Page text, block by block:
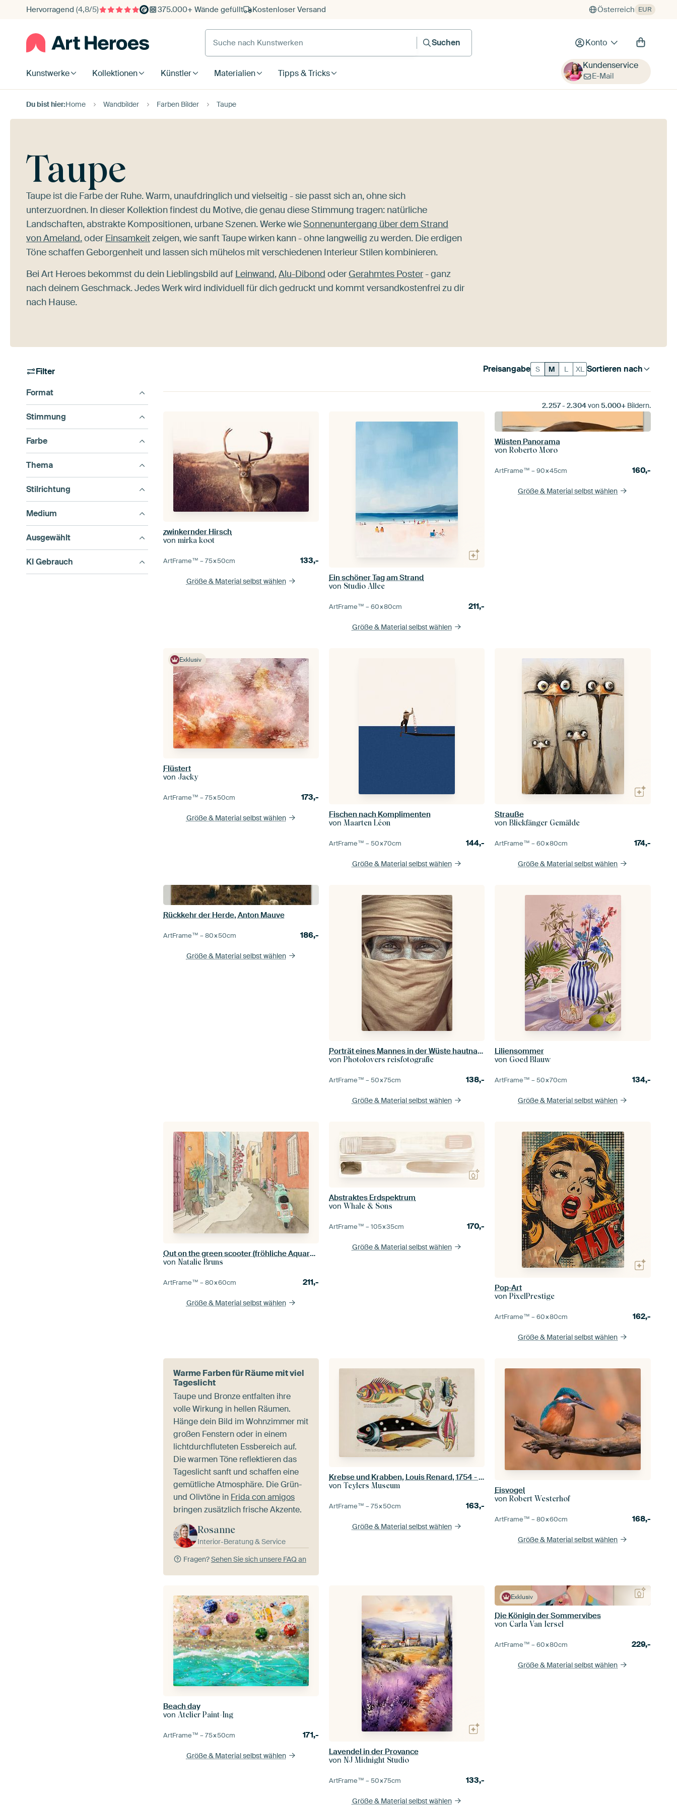
Hervorragend (4,8/5) 375.000+ Wände gefüllt Kostenloser Versand Österreich EUR
Suche nach Kunstwerken
Suchen
Konto
Kunstwerke Kollektionen Künstler Materialien Tipps & Tricks
Kundenservice
E-Mail
Du bist hier:Home Wandbilder Farben Bilder Taupe
Taupe
Taupe ist die Farbe der Ruhe. Warm, unaufdringlich und vielseitig - sie passt sich an, ohne sich
unterzuordnen. In dieser Kollektion findest du Motive, die genau diese Stimmung tragen: natürliche
Landschaften, abstrakte Kompositionen, urbane Szenen. Werke wieSonnenuntergang über dem Strand
von Ameland.oderEinsamkeitzeigen, wie sanft Taupe wirken kann - ohne langweilig zu werden. Die erdigen
Töne schaffen Geborgenheit und lassen sich mühelos mit verschiedenen Interieur Stilen kombinieren.
Bei Art Heroes bekommst du dein Lieblingsbild auf Leinwand,Alu-Dibond oderGerahmtes Poster- ganz
nach deinem Geschmack. Jedes Werk wird individuell für dich gedruckt und kommt versandkostenfrei zu dir
nach Hause.
Filter
Format
Stimmung
Farbe
Thema
Stilrichtung
Medium
Ausgewählt
KI Gebrauch
Sortieren nach
Preisangabe S M L XL
2.257- 2.304von5.000+Bildern.
zwinkernder Hirsch
vonmirka koot
ArtFrame™ –75×50cm 133,-
Größe & Material selbst wählen
Ein schöner Tag am Strand
von Studio Allee
ArtFrame™ –60×80cm 211,-
Größe & Material selbst wählen
Wüsten Panorama
vonRoberto Moro
ArtFrame™ –90×45cm 160,-
Größe & Material selbst wählen
Exklusiv
Flüstert
von Jacky
ArtFrame™ –75×50cm 173,-
Größe & Material selbst wählen
Fischen nach Komplimenten
vonMaarten Léon
ArtFrame™ –50×70cm 144,-
Größe & Material selbst wählen
Strauße
vonBlickfänger Gemälde
ArtFrame™ –60×80cm 174,-
Größe & Material selbst wählen
Rückkehr der Herde, Anton Mauve
ArtFrame™ –80×50cm 186,-
Größe & Material selbst wählen
Porträt eines Mannes in der Wüste hautnah | Sahara
vonPhotolovers reisfotografie
ArtFrame™ –50×75cm 138,-
Größe & Material selbst wählen
Liliensommer
von Goed Blauw
ArtFrame™ –50×70cm 134,-
Größe & Material selbst wählen
Out on the green scooter (fröhliche Aquarellmalerei enge Straße Dorf Urlaub Vespa Italien)
von Natalie Bruns
ArtFrame™ –80×60cm 211,-
Größe & Material selbst wählen
Abstraktes Erdspektrum
vonWhale & Sons
ArtFrame™ –105×35cm 170,-
Größe & Material selbst wählen
Pop-Art
vonPixelPrestige
ArtFrame™ –60×80cm 162,-
Größe & Material selbst wählen
Warme Farben für Räume mit viel
Tageslicht
Taupe und Bronze entfalten ihre
volle Wirkung in hellen Räumen.
Hänge dein Bild im Wohnzimmer mit
großen Fenstern oder in einem
lichtdurchfluteten Essbereich auf.
Die warmen Töne reflektieren das
Tageslicht sanft und schaffen eine
gemütliche Atmosphäre. Die Grün-
und Olivtöne in Frida con amigos
bringen zusätzlich frische Akzente.
Rosanne
Interior-Beratung & Service
Fragen?Sehen Sie sich unsere FAQ an
Krebse und Krabben, Louis Renard, 1754 - Sammlung Teylers Museum
vonTeylers Museum
ArtFrame™ –75×50cm 163,-
Größe & Material selbst wählen
Eisvogel
vonRobert Westerhof
ArtFrame™ –80×60cm 168,-
Größe & Material selbst wählen
Beach day
vonAtelier Paint-Ing
ArtFrame™ –75×50cm 171,-
Größe & Material selbst wählen
Lavendel in der Provance
von NJ Midnight Studio
ArtFrame™ –50×75cm 133,-
Größe & Material selbst wählen
Exklusiv
Die Königin der Sommervibes
von Carla Van Iersel
ArtFrame™ –60×80cm 229,-
Größe & Material selbst wählen